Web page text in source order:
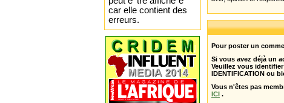
Pour poster un
Si vous avez déjà un
Veuillez vous
IDENTIFICATION ou
Vous n'êtes pas
ICI .